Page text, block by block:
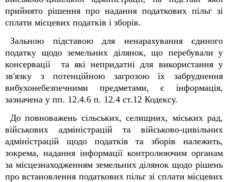
прийнято рішення про надання податкових пільг зі
сплати місцевих податків і зборів.
Зальною підставою для ненарахування єдиного
податку щодо земельних ділянок, що перебували у
консервації та які непридатні для використання у
зв'язку з потенційною загрозою їх забруднення
вибухонебезпечними предметами, є інформація,
зазначена у пп. 12.4.6 п. 12.4 ст.12 Кодексу.
До повноважень сільських, селищних, міських рад,
військових адміністрацій та військово-цивільних
адміністрацій щодо податків та зборів належить,
зокрема, надання інформації контролюючим органам
за місцезнаходженням земельних ділянок щодо рішень
про встановлення податкових пільг зі сплати місцевих